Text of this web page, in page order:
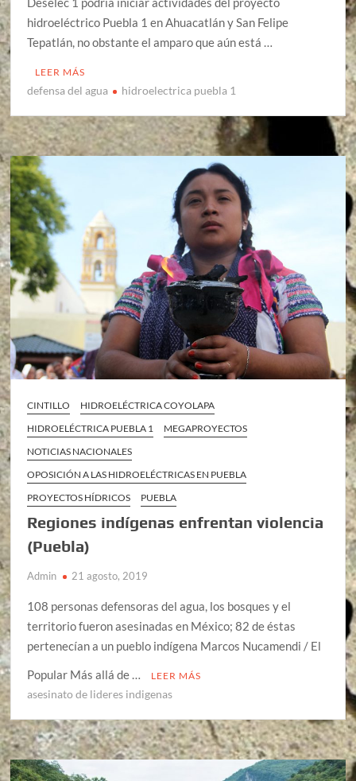
hidroeléctrico Puebla 1 en Ahuacatlán y San Felipe
Tepatlán, no obstante el amparo que aún está …
LEER MÁS
defensa del agua hidroelectrica puebla 1
CINTILLO
HIDROELÉCTRICA COYOLAPA
HIDROELÉCTRICA PUEBLA 1
MEGAPROYECTOS
NOTICIAS NACIONALES
OPOSICIÓN A LAS HIDROELÉCTRICAS EN PUEBLA
PROYECTOS HÍDRICOS
PUEBLA
Regiones indígenas enfrentan violencia
(Puebla)
Admin 21 agosto, 2019
108 personas defensoras del agua, los bosques y el
territorio fueron asesinadas en México; 82 de éstas
pertenecían a un pueblo indígena Marcos Nucamendi / El
Popular Más allá de …
LEER MÁS
asesinato de lideres indigenas